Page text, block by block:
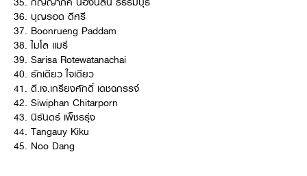
36. บุญรอด ดีศรี
37. Boonrueng Paddam
38. ไมโล เเมรี่
39. Sarisa Rotewatanachai
40. รักเดียว ใจเดียว
41. ดี.เจ.เกรียงศักดิ์ เดชฉกรรจ์
42. Siwiphan Chitarporn
43. นิรันดร์ เพ็ชรรุ่ง
44. Tangauy Kiku
45. Noo Dang